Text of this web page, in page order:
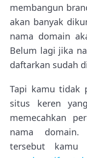
membangun
akan banyak
nama domain
Belum lagi jika
daftarkan sudah
Tapi kamu tidak
situs keren
memecahkan
nama
tersebut kamu